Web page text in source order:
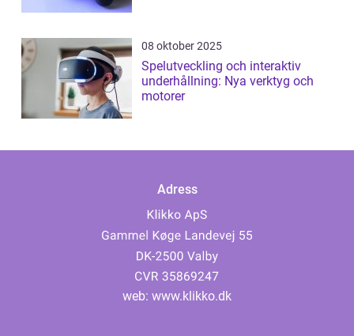
08 oktober 2025
Spelutveckling och interaktiv
underhållning: Nya verktyg och
motorer
Adress
web: www.klikko.dk